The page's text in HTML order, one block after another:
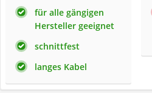
für alle gängigen
Hersteller geeignet
schnittfest
langes Kabel